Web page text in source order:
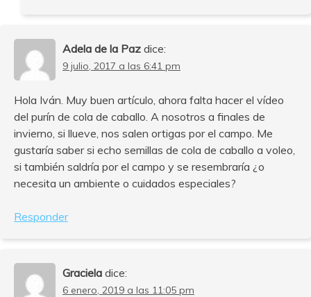
Adela de la Paz dice:
9 julio, 2017 a las 6:41 pm
Hola Iván. Muy buen artículo, ahora falta hacer el vídeo
del purín de cola de caballo. A nosotros a finales de
invierno, si llueve, nos salen ortigas por el campo. Me
gustaría saber si echo semillas de cola de caballo a voleo,
si también saldría por el campo y se resembraría ¿o
necesita un ambiente o cuidados especiales?
Responder
Graciela dice:
6 enero, 2019 a las 11:05 pm